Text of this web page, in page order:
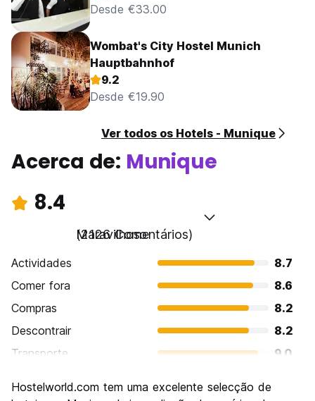
Desde €33.00
Wombat's City Hostel Munich
Hauptbahnhof
9.2
Desde €19.90
Ver todos os Hotels - Munique
Acerca de: Munique
8.4
Maravilhoso
(2126 Comentários)
Actividades
8.7
Comer fora
8.6
Compras
8.2
Descontrair
8.2
Transporte
9.0
Cultura
Hostelworld.com tem uma excelente selecção de